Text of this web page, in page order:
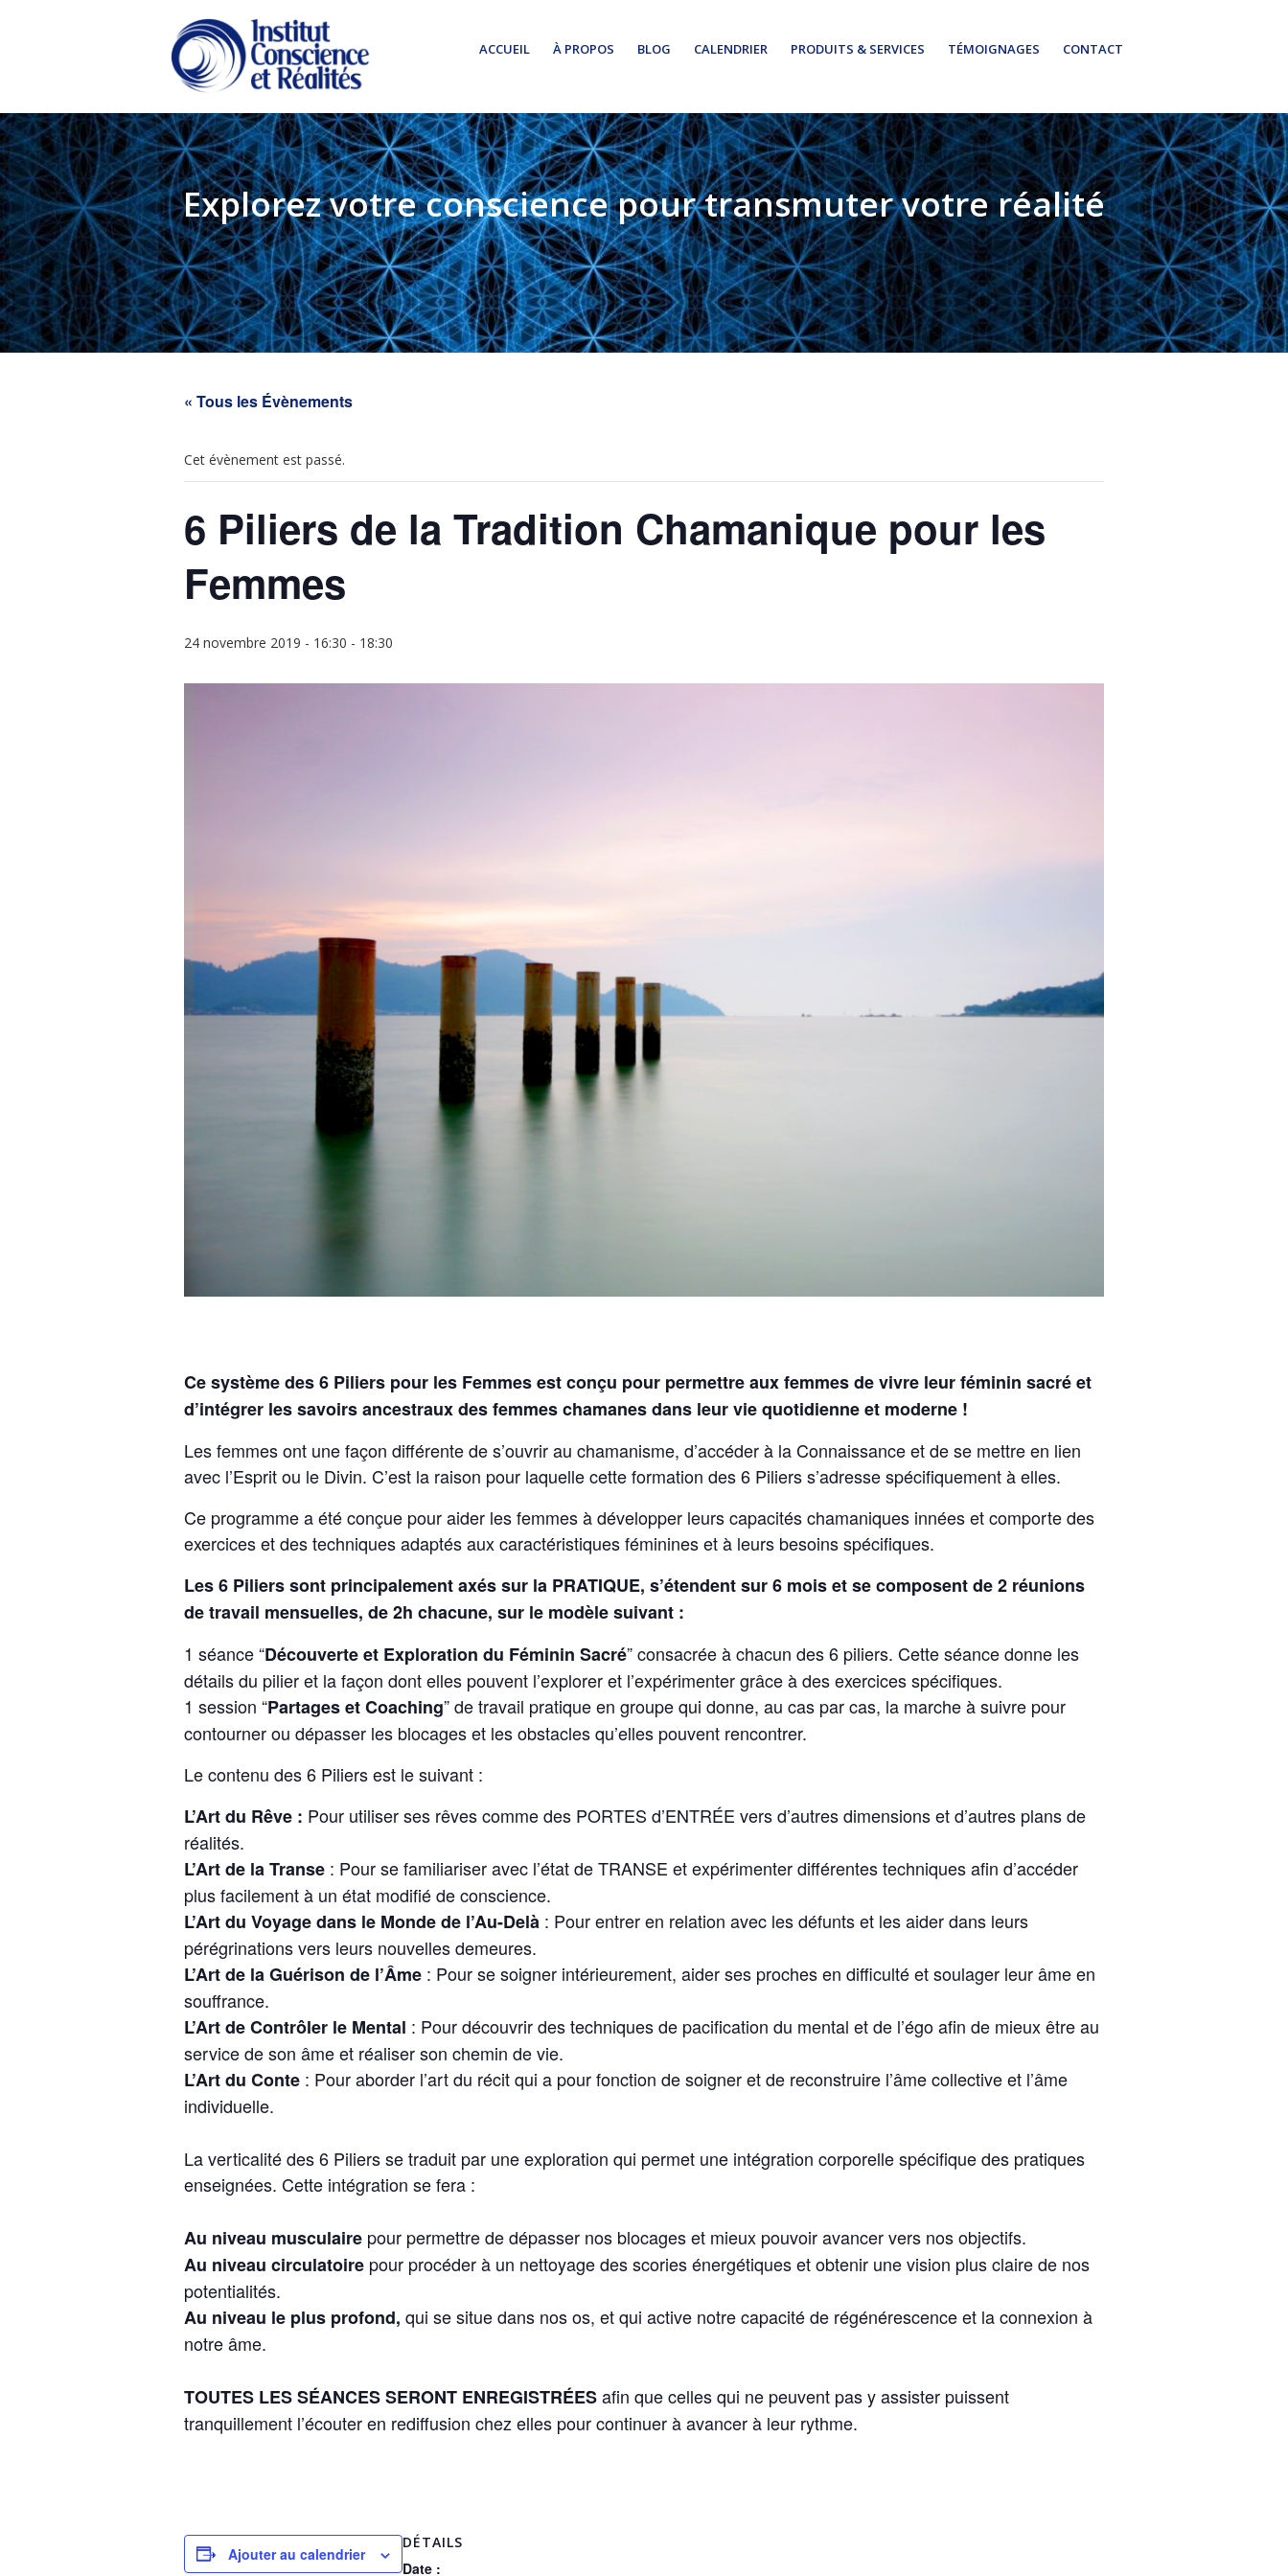
ACCUEIL À PROPOS BLOG CALENDRIER PRODUITS & SERVICES TÉMOIGNAGES CONTACT
Explorez votre conscience pour transmuter votre réalité
« Tous les Évènements
Cet évènement est passé.
6 Piliers de la Tradition Chamanique pour les
Femmes
24 novembre 2019 - 16:30 - 18:30
Ce système des 6 Piliers pour les Femmes est conçu pour permettre aux femmes de vivre leur féminin sacré et
d’intégrer les savoirs ancestraux des femmes chamanes dans leur vie quotidienne et moderne !
Les femmes ont une façon différente de s’ouvrir au chamanisme, d’accéder à la Connaissance et de se mettre en lien
avec l’Esprit ou le Divin. C’est la raison pour laquelle cette formation des 6 Piliers s’adresse spécifiquement à elles.
Ce programme a été conçue pour aider les femmes à développer leurs capacités chamaniques innées et comporte des
exercices et des techniques adaptés aux caractéristiques féminines et à leurs besoins spécifiques.
Les 6 Piliers sont principalement axés sur la PRATIQUE, s’étendent sur 6 mois et se composent de 2 réunions
de travail mensuelles, de 2h chacune, sur le modèle suivant :
1 séance “Découverte et Exploration du Féminin Sacré” consacrée à chacun des 6 piliers. Cette séance donne les
détails du pilier et la façon dont elles pouvent l’explorer et l’expérimenter grâce à des exercices spécifiques.
1 session “Partages et Coaching” de travail pratique en groupe qui donne, au cas par cas, la marche à suivre pour
contourner ou dépasser les blocages et les obstacles qu’elles pouvent rencontrer.
Le contenu des 6 Piliers est le suivant :
L’Art du Rêve : Pour utiliser ses rêves comme des PORTES d’ENTRÉE vers d’autres dimensions et d’autres plans de
réalités.
L’Art de la Transe : Pour se familiariser avec l’état de TRANSE et expérimenter différentes techniques afin d’accéder
plus facilement à un état modifié de conscience.
L’Art du Voyage dans le Monde de l’Au-Delà : Pour entrer en relation avec les défunts et les aider dans leurs
pérégrinations vers leurs nouvelles demeures.
L’Art de la Guérison de l’Âme : Pour se soigner intérieurement, aider ses proches en difficulté et soulager leur âme en
souffrance.
L’Art de Contrôler le Mental : Pour découvrir des techniques de pacification du mental et de l’égo afin de mieux être au
service de son âme et réaliser son chemin de vie.
L’Art du Conte : Pour aborder l’art du récit qui a pour fonction de soigner et de reconstruire l’âme collective et l’âme
individuelle.
La verticalité des 6 Piliers se traduit par une exploration qui permet une intégration corporelle spécifique des pratiques
enseignées. Cette intégration se fera :
Au niveau musculaire pour permettre de dépasser nos blocages et mieux pouvoir avancer vers nos objectifs.
Au niveau circulatoire pour procéder à un nettoyage des scories énergétiques et obtenir une vision plus claire de nos
potentialités.
Au niveau le plus profond, qui se situe dans nos os, et qui active notre capacité de régénérescence et la connexion à
notre âme.
TOUTES LES SÉANCES SERONT ENREGISTRÉESafin que celles qui ne peuvent pas y assister puissent
tranquillement l’écouter en rediffusion chez elles pour continuer à avancer à leur rythme.
Ajouter au calendrier
DÉTAILS
Date :